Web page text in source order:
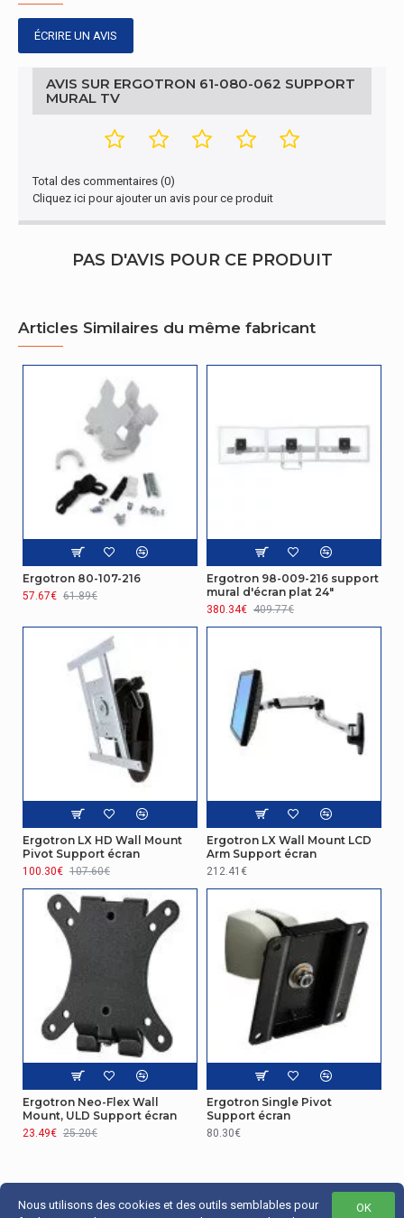
ÉCRIRE UN AVIS
AVIS SUR ERGOTRON 61-080-062 SUPPORT
MURAL TV
Total des commentaires (0)
Cliquez ici pour ajouter un avis pour ce produit
PAS D'AVIS POUR CE PRODUIT
Articles Similaires du même fabricant
Ergotron 80-107-216
57.67€ 61.89€
Ergotron 98-009-216 support
mural d'écran plat 24"
380.34€ 409.77€
Ergotron LX HD Wall Mount
Pivot Support écran
100.30€ 107.60€
Ergotron LX Wall Mount LCD
Arm Support écran
212.41€
Ergotron Neo-Flex Wall
Mount, ULD Support écran
23.49€ 25.20€
Ergotron Single Pivot
Support écran
80.30€
OK
Nous utilisons des cookies et des outils semblables pour